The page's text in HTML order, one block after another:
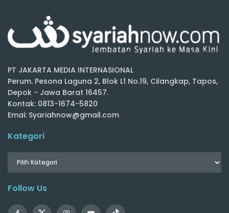
PT JAKARTA MEDIA INTERNASIONAL
Perum. Pesona Laguna 2, Blok L1 No.19, Cilangkap, Tapos,
Depok - Jawa Barat 16457.
Kontak: 0813-1674-5820
Emai: Syariahnow@gmail.com
Kategori
Follow Us